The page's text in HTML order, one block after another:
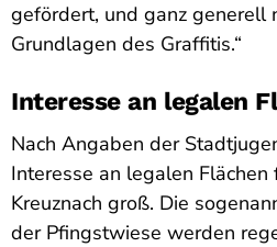
gefördert, und ganz generell
Grundlagen des Graffitis.“
Interesse an legalen
Nach Angaben der
Interesse an legalen
Kreuznach groß. Die
der Pfingstwiese werden